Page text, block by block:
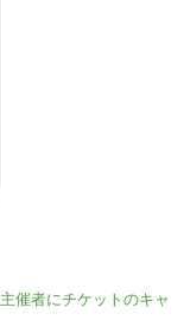
主催者にチケットのキャ